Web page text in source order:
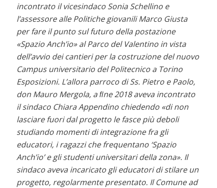
incontrato il vicesindaco Sonia Schellino e
l’assessore alle Politiche giovanili Marco Giusta
per fare il punto sul futuro della postazione
«Spazio Anch’io» al Parco del Valentino in vista
dell’avvio dei cantieri per la costruzione del nuovo
Campus universitario del Politecnico a Torino
Esposizioni. L’allora parroco di Ss. Pietro e Paolo,
don Mauro Mergola, a ﬁne 2018 aveva incontrato
il sindaco Chiara Appendino chiedendo «di non
lasciare fuori dal progetto le fasce più deboli
studiando momenti di integrazione fra gli
educatori, i ragazzi che frequentano ‘Spazio
Anch’io’ e gli studenti universitari della zona». Il
sindaco aveva incaricato gli educatori di stilare un
progetto, regolarmente presentato. Il Comune ad